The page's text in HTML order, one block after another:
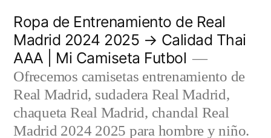
contenido
Ropa de Entrenamiento de Real
Madrid 2024 2025 → Calidad Thai
AAA | Mi Camiseta Futbol
Ofrecemos camisetas entrenamiento de
Real Madrid, sudadera Real Madrid,
chaqueta Real Madrid, chandal Real
Madrid 2024 2025 para hombre y niño.